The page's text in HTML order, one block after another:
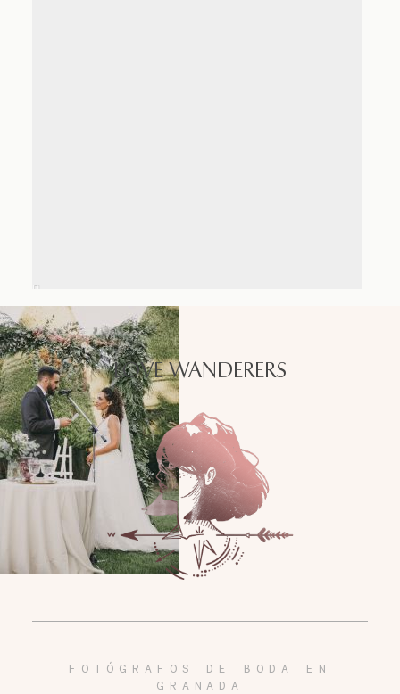
LOVE WANDERERS
FOTÓGRAFOS DE BODA EN
GRANADA